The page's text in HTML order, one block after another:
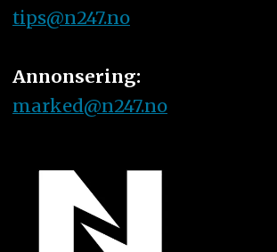
tips@n247.no
Annonsering:
marked@n247.no